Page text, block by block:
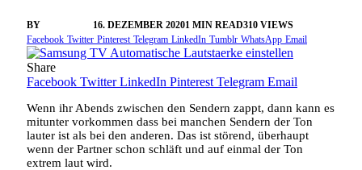
BY 16. DEZEMBER 20201 MIN READ310 VIEWS
Facebook Twitter Pinterest Telegram LinkedIn Tumblr WhatsApp Email
Share
Facebook Twitter LinkedIn Pinterest Telegram Email
Wenn ihr Abends zwischen den Sendern zappt, dann kann es
mitunter vorkommen dass bei manchen Sendern der Ton
lauter ist als bei den anderen. Das ist störend, überhaupt
wenn der Partner schon schläft und auf einmal der Ton
extrem laut wird.